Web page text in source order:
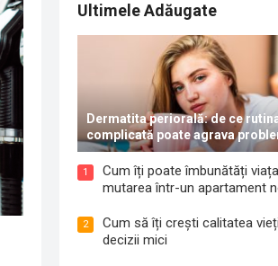
Ultimele Adăugate
Dermatita periorală: de ce
complicată poate agrava
1
Cum îți poate îmbunătăți viața
mutarea într-un apartament
2
Cum să îți crești calitatea
decizii mici